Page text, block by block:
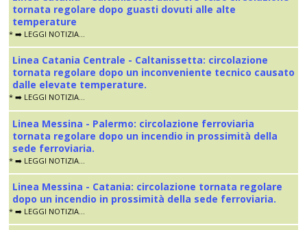
tornata regolare dopo guasti dovuti alle alte
temperature
* ➡️ LEGGI NOTIZIA...
Linea Catania Centrale - Caltanissetta: circolazione
tornata regolare dopo un inconveniente tecnico causato
dalle elevate temperature.
* ➡️ LEGGI NOTIZIA...
Linea Messina - Palermo: circolazione ferroviaria
tornata regolare dopo un incendio in prossimità della
sede ferroviaria.
* ➡️ LEGGI NOTIZIA...
Linea Messina - Catania: circolazione tornata regolare
dopo un incendio in prossimità della sede ferroviaria.
* ➡️ LEGGI NOTIZIA...